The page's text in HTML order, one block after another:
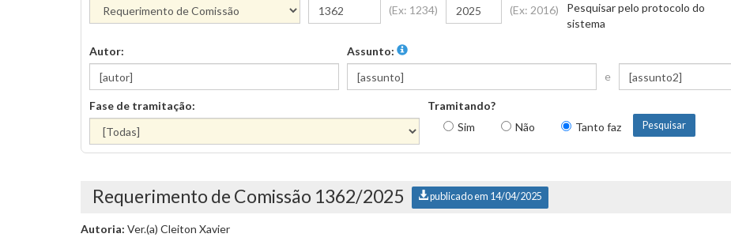
(Ex: 1234)
(Ex: 2016)
Pesquisar pelo protocolo do
sistema
Autor:
Assunto:
e
Fase de tramitação:
Tramitando?
Sim
Não Tanto faz
Requerimento de Comissão 1362/2025 publicado em 14/04/2025
Autoria: Ver.(a) Cleiton Xavier